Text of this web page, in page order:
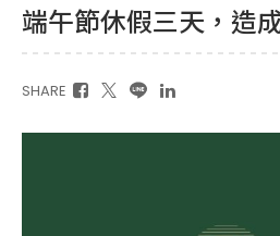
端午節休假三天，造
SHARE